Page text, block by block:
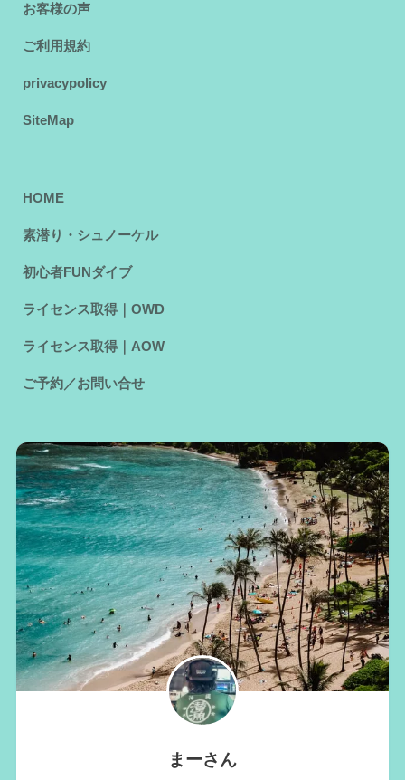
お客様の声
ご利用規約
privacypolicy
SiteMap
HOME
素潜り・シュノーケル
初心者FUNダイブ
ライセンス取得｜OWD
ライセンス取得｜AOW
ご予約／お問い合せ
まーさん